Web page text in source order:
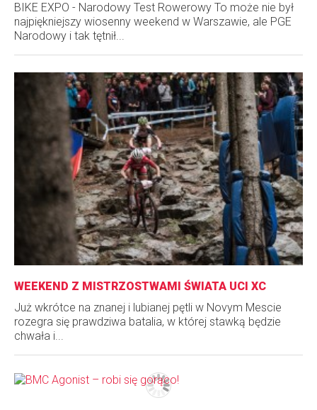
BIKE EXPO - Narodowy Test Rowerowy To może nie był
najpiękniejszy wiosenny weekend w Warszawie, ale PGE
Narodowy i tak tętnił...
WEEKEND Z MISTRZOSTWAMI ŚWIATA UCI XC
Już wkrótce na znanej i lubianej pętli w Novym Mescie
rozegra się prawdziwa batalia, w której stawką będzie
chwała i...